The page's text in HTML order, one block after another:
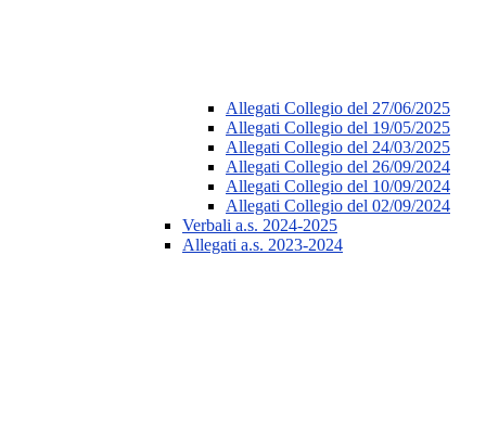
Allegati Collegio del 27/06/2025
Allegati Collegio del 19/05/2025
Allegati Collegio del 24/03/2025
Allegati Collegio del 26/09/2024
Allegati Collegio del 10/09/2024
Allegati Collegio del 02/09/2024
Verbali a.s. 2024-2025
Allegati a.s. 2023-2024